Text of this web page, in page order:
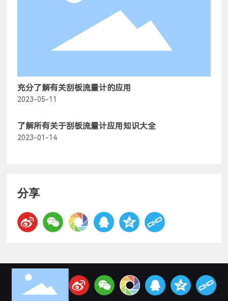
充分了解有关刮板流量计的应用
2023-05-11
了解所有关于刮板流量计应用知识大全
2023-01-14
分享